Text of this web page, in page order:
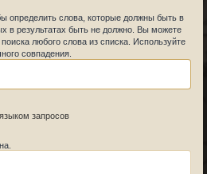
определить слова, которые должны быть в
в результатах быть не должно. Вы можете
поиска любого слова из списка. Используйте
совпадения.
запросов